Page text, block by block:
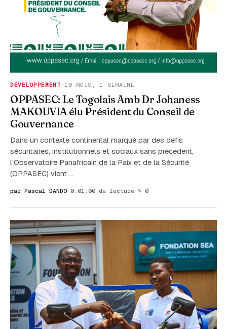
DÉVELOPPEMENT· 10 MOIS, 1 SEMAINE
OPPASEC: Le Togolais Amb Dr Johaness
MAKOUVIA élu Président du Conseil de
Gouvernance
Dans un contexte continental marqué par des défis
sécuritaires, institutionnels et sociaux sans précédent,
l’Observatoire Panafricain de la Paix et de la Sécurité
(OPPASEC) vient …
par Pascal DANDO · 0:01:00 de lecture · ✎ 0